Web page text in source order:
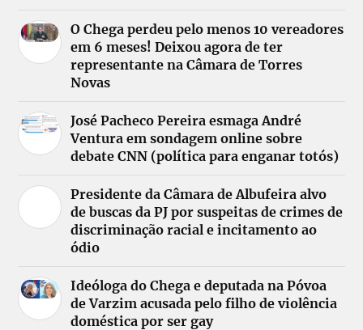
O Chega perdeu pelo menos 10 vereadores
em 6 meses! Deixou agora de ter
representante na Câmara de Torres
Novas
José Pacheco Pereira esmaga André
Ventura em sondagem online sobre
debate CNN (política para enganar totós)
Presidente da Câmara de Albufeira alvo
de buscas da PJ por suspeitas de crimes de
discriminação racial e incitamento ao
ódio
Ideóloga do Chega e deputada na Póvoa
de Varzim acusada pelo filho de violência
doméstica por ser gay